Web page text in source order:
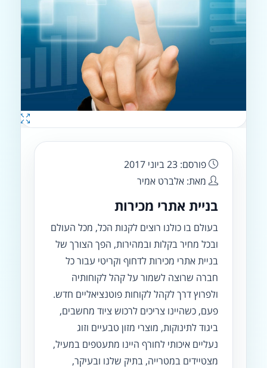
פורסם: 23 ביוני 2017
מאת: אלברט אמיר
בניית אתרי מכירות
בעולם בו כולנו רוצים לקנות הכל, מכל העולם
ובכל מחיר בקלות ובמהירות, הפך הצורך של
בניית אתרי מכירות לדחוף וקריטי עבור כל
חברה שרוצה לשמור על קהל לקוחותיה
ולפרוץ דרך לקהל לקוחות פוטנציאליים חדש.
פעם, כשהיינו צריכים לרכוש ציוד מחשבים,
ביגוד לתינוקות, מוצרי מזון טבעיים וזוג
נעליים איכותי לחורף היינו מתעטפים במעיל,
מצטיידים במטרייה, בתיק שלנו ובעיקר,